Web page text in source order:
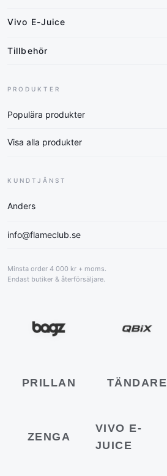
Vivo E-Juice
Tillbehör
PRODUKTER
Populära produkter
Visa alla produkter
KUNDTJÄNST
Anders
info@flameclub.se
Minsta order 4 000 kr + moms.
Endast butiker & återförsäljare.
PRILLAN TÄNDARE
ZENGA
VIVO E-
JUICE